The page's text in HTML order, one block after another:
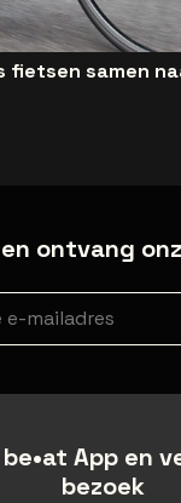
fietsen samen
ontvang
App en
bezoek